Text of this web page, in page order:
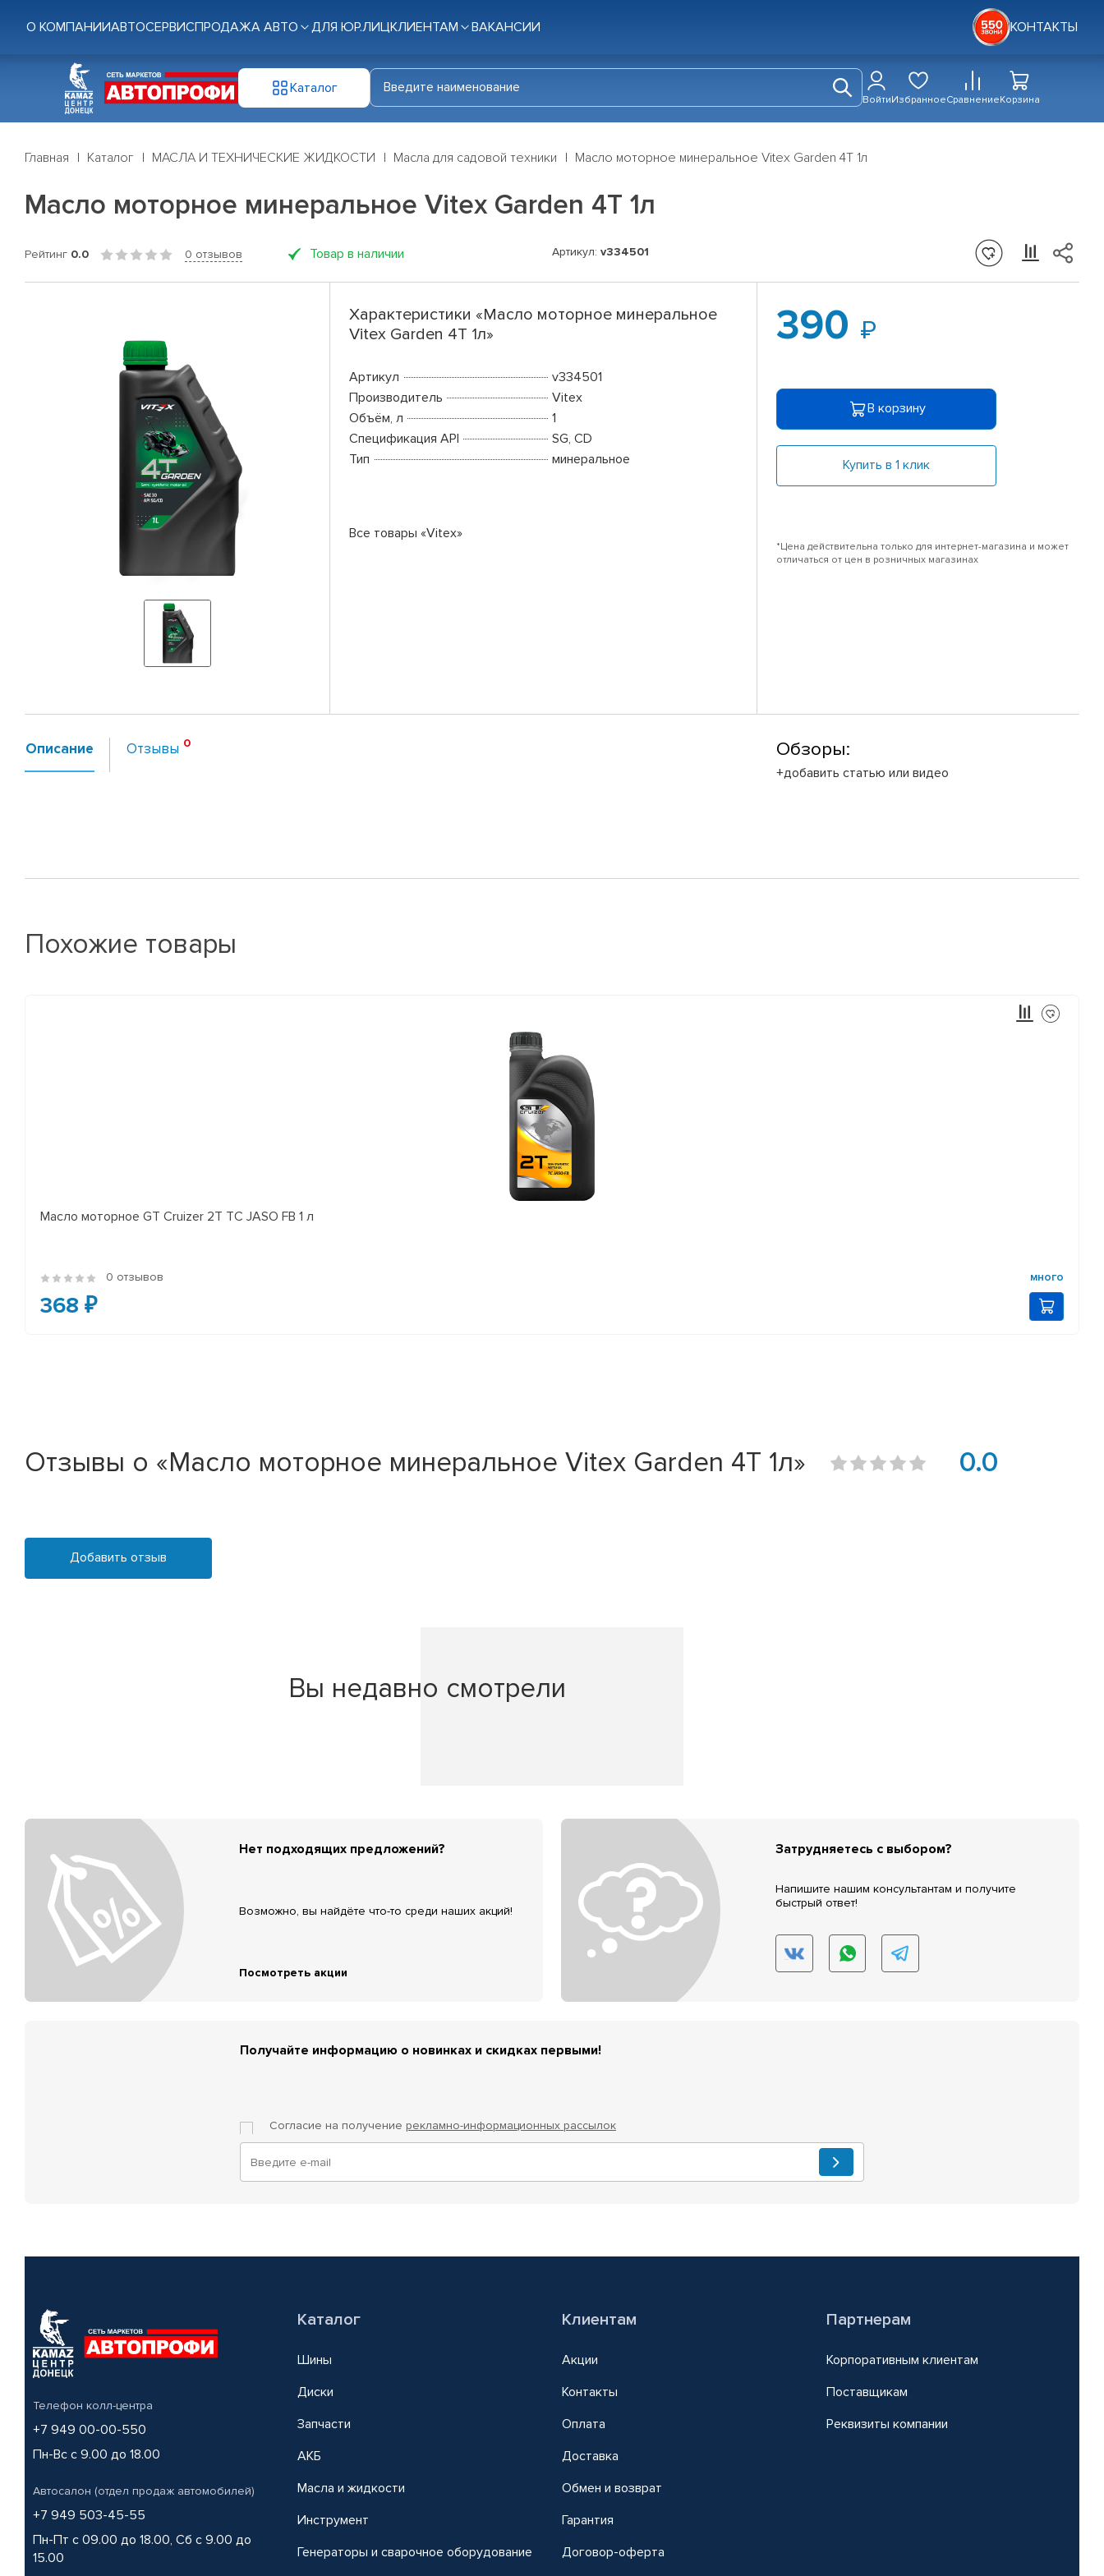
О КОМПАНИИАВТОСЕРВИСПРОДАЖА АВТО ДЛЯ ЮР.ЛИЦКЛИЕНТАМ ВАКАНСИИ КОНТАКТЫ
Каталог
ВойтиИзбранноеСравнениеКорзина
Главная Каталог МАСЛА И ТЕХНИЧЕСКИЕ ЖИДКОСТИ Масла для садовой техники Масло моторное минеральное Vitex Garden 4T 1л
Масло моторное минеральное Vitex Garden 4T 1л
Рейтинг 0.0 0 отзывов Товар в наличии Артикул: v334501
Характеристики «Масло моторное минеральное
Vitex Garden 4T 1л»
Артикул
v334501
Производитель
Vitex
Объём, л
1
Спецификация API
SG, CD
Тип
минеральное
Все товары «Vitex»
390
В корзину
Купить в 1 клик
*Цена действительна только для интернет-магазина и может
отличаться от цен в розничных магазинах
Описание Отзывы Обзоры:
+добавить статью или видео
Похожие товары
Масло моторное GT Cruizer 2T TC JASO FB 1 л
0 отзывов много
368 ₽
Отзывы о «Масло моторное минеральное Vitex Garden 4T 1л» 0.0
Добавить отзыв
Вы недавно смотрели
Нет подходящих предложений?
Возможно, вы найдёте что-то среди наших акций!
Посмотреть акции
Затрудняетесь с выбором?
Напишите нашим консультантам и получите
быстрый ответ!
Получайте информацию о новинках и скидках первыми!
Согласие на получение рекламно-информационных рассылок
Телефон колл-центра
+7 949 00-00-550
Пн-Вс с 9.00 до 18.00
Автосалон (отдел продаж автомобилей)
+7 949 503-45-55
Пн-Пт с 09.00 до 18.00, Сб с 9.00 до
15.00
Каталог
Шины
Диски
Запчасти
АКБ
Масла и жидкости
Инструмент
Генераторы и сварочное оборудование
Клиентам
Акции
Контакты
Оплата
Доставка
Обмен и возврат
Гарантия
Договор-оферта
Партнерам
Корпоративным клиентам
Поставщикам
Реквизиты компании